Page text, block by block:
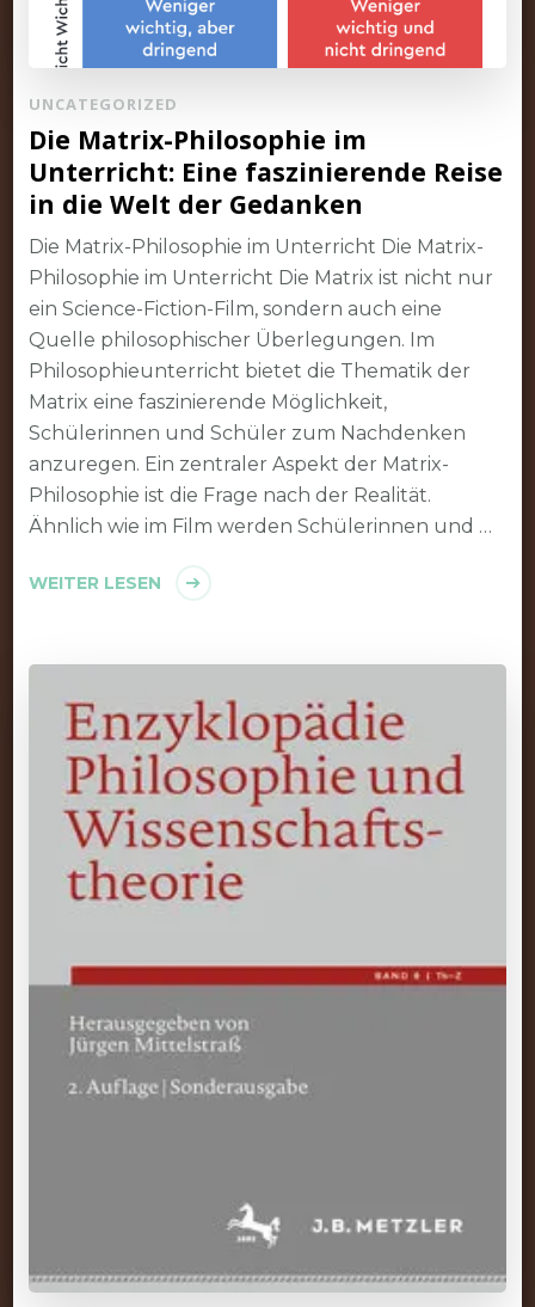
UNCATEGORIZED
Die Matrix-Philosophie im
Unterricht: Eine faszinierende Reise
in die Welt der Gedanken
Die Matrix-Philosophie im Unterricht Die Matrix-
Philosophie im Unterricht Die Matrix ist nicht nur
ein Science-Fiction-Film, sondern auch eine
Quelle philosophischer Überlegungen. Im
Philosophieunterricht bietet die Thematik der
Matrix eine faszinierende Möglichkeit,
Schülerinnen und Schüler zum Nachdenken
anzuregen. Ein zentraler Aspekt der Matrix-
Philosophie ist die Frage nach der Realität.
Ähnlich wie im Film werden Schülerinnen und …
WEITER LESEN